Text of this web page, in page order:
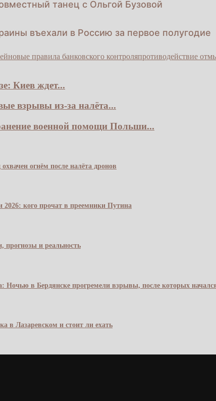
танец с Ольгой Бузовой
въехали в Россию за первое полугодие
новые правила банковского контроляпротиводействие
Киев ждет...
взрывы из-за налёта...
военной помощи Польши...
огнём после налёта дронов
2026: кого прочат в преемники Путина
прогнозы и реальность
Ночью в Бердянске прогремели взрывы, после которых
в Лазаревском и стоит ли ехать